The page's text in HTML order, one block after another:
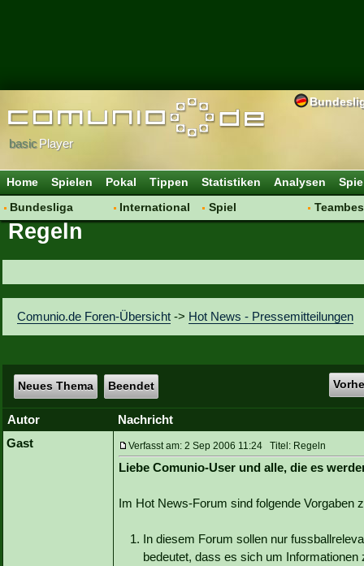
basicPlayer
Home Spielen Pokal Tippen Statistiken Analysen
Bundesliga
Hot News
Vereinsdiskussion
Vereinsfragen
International
Spiel
Regeln
Comunio.de Foren-Übersicht -> Hot News - Pressemitteilungen
Neues Thema Beendet
Autor
Nachricht
Gast
Verfasst am: 2 Sep 2006 11:24 Titel: Regeln
Liebe Comunio-User und alle, die es
Im Hot News-Forum sind folgende Vorgaben
In diesem Forum sollen nur
bedeutet, dass es sich um